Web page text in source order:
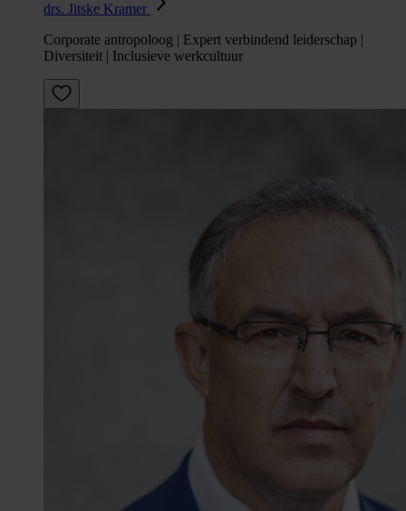
drs. Jitske Kramer
Corporate antropoloog | Expert verbindend leiderschap |
Diversiteit | Inclusieve werkcultuur